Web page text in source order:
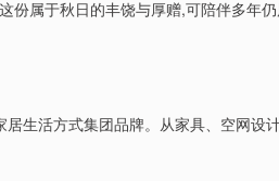
份属于秋日的丰饶与厚赠,可陪伴多年
生活方式集团品牌。从家具、空网设